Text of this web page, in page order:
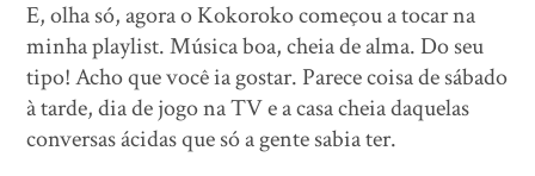
E, olha só, agora o Kokoroko começou a tocar na
minha playlist. Música boa, cheia de alma. Do seu
tipo! Acho que você ia gostar. Parece coisa de sábado
à tarde, dia de jogo na TV e a casa cheia daquelas
conversas ácidas que só a gente sabia ter.